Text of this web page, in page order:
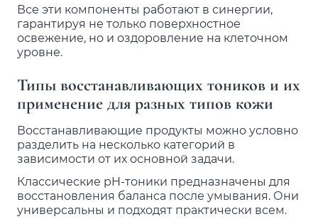
Все эти компоненты работают в синергии,
гарантируя не только поверхностное
освежение, но и оздоровление на клеточном
уровне.
Типы восстанавливающих тоников и их
применение для разных типов кожи
Восстанавливающие продукты можно условно
разделить на несколько категорий в
зависимости от их основной задачи.
Классические pH-тоники предназначены для
восстановления баланса после умывания. Они
универсальны и подходят практически всем.